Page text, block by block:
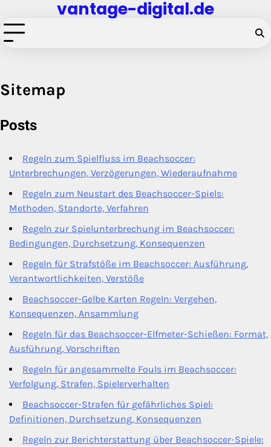
to
content
vantage-digital.de
Sitemap
Posts
Regeln zum Spielfluss im Beachsoccer:
Unterbrechungen, Verzögerungen, Wiederaufnahme
Regeln zum Neustart des Beachsoccer-Spiels:
Methoden, Standorte, Verfahren
Regeln zur Spielunterbrechung im Beachsoccer:
Bedingungen, Durchsetzung, Konsequenzen
Regeln für Strafstöße im Beachsoccer: Ausführung,
Verantwortlichkeiten, Verstöße
Beachsoccer-Gelbe Karten Regeln: Vergehen,
Konsequenzen, Ansammlung
Regeln für das Beachsoccer-Elfmeter-Schießen: Format,
Ausführung, Vorschriften
Regeln für angesammelte Fouls im Beachsoccer:
Verfolgung, Strafen, Spielerverhalten
Beachsoccer-Strafen für gefährliches Spiel:
Definitionen, Durchsetzung, Konsequenzen
Regeln zur Berichterstattung über Beachsoccer-Spiele: